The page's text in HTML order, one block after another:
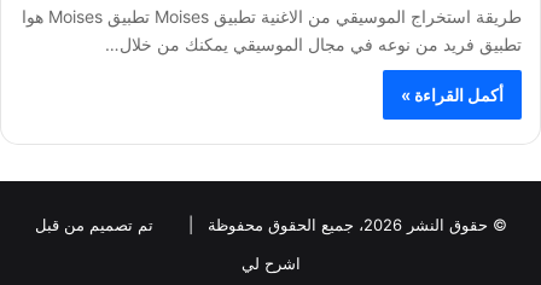
طريقة استخراج الموسيقي من الاغنية تطبيق Moises تطبيق Moises هوا
تطبيق فريد من نوعه في مجال الموسيقي يمكنك من خلال…
أكمل القراءة »
© حقوق النشر 2026، جميع الحقوق محفوظة |
تم تصميم من قبل
اشرح لي